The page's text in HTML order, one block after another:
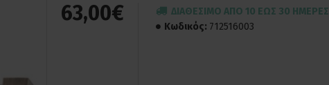
63,00€
ΔΙΑΘΈΣΙΜΟ ΑΠΌ 10 ΈΩΣ 30 ΗΜΈΡΕΣ
Κωδικός: 712516003